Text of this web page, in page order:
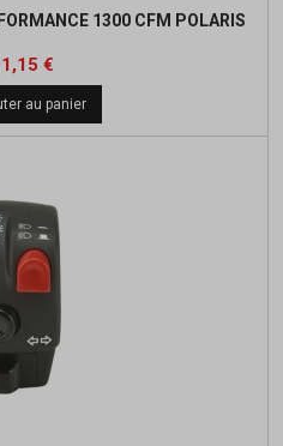
1300 CFM POLARIS
€Prix
de
base
au panier